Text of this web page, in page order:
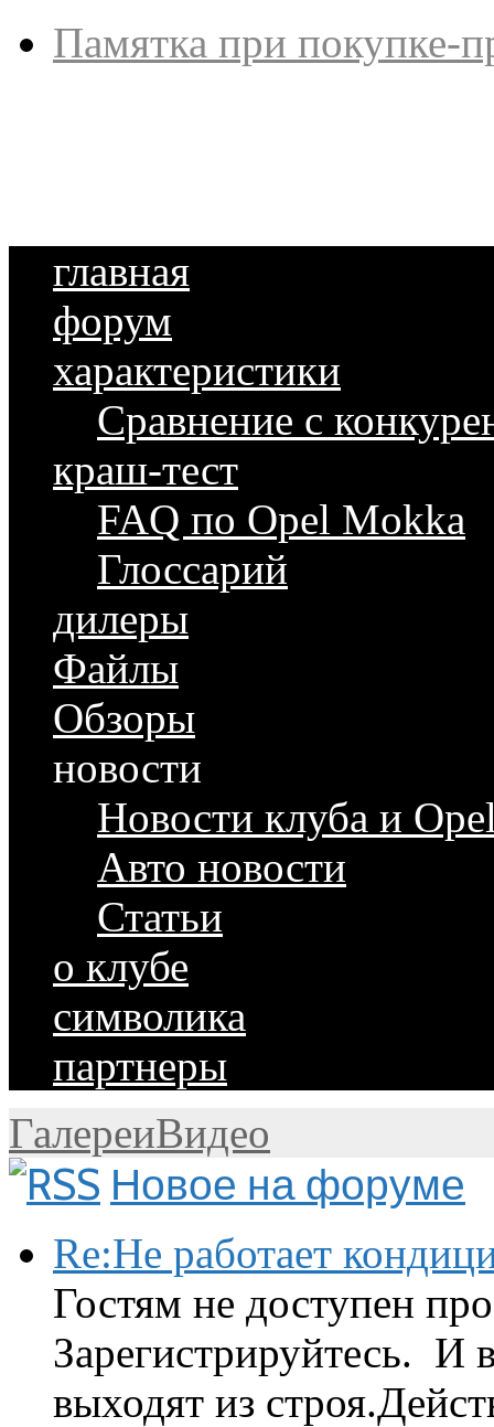
Памятка при покупке-
главная
форум
характеристики
Сравнение с
краш-тест
FAQ по Opel Mokka
Глоссарий
дилеры
Файлы
Обзоры
новости
Новости клуба и
Авто новости
Статьи
о клубе
символика
партнеры
ГалереиВидео
Новое на форуме
Re:Не работает
Гостям не доступен
Зарегистрируйтесь. И
выходят из